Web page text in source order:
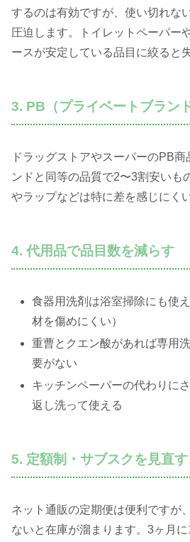
するのは有効ですが、使い切れな
圧迫します。トイレットペーパー
ースが安定している品目に絞ると
3. PB（プライベートブラン
ドラッグストアやスーパーのPB
ンドと同等の品質で2〜3割安いも
やラップなどは特に差を感じにく
4. 代用品で品目数を減らす
食器用洗剤は浴室掃除にも使
材を傷めにくい）
重曹とクエン酸があれば専用
要がない
キッチンペーパーの代わりに
返し洗って使える
5. 定額制・サブスクを見直す
ネット通販の定期便は便利ですが
ないと在庫が溜まります。3ヶ月に